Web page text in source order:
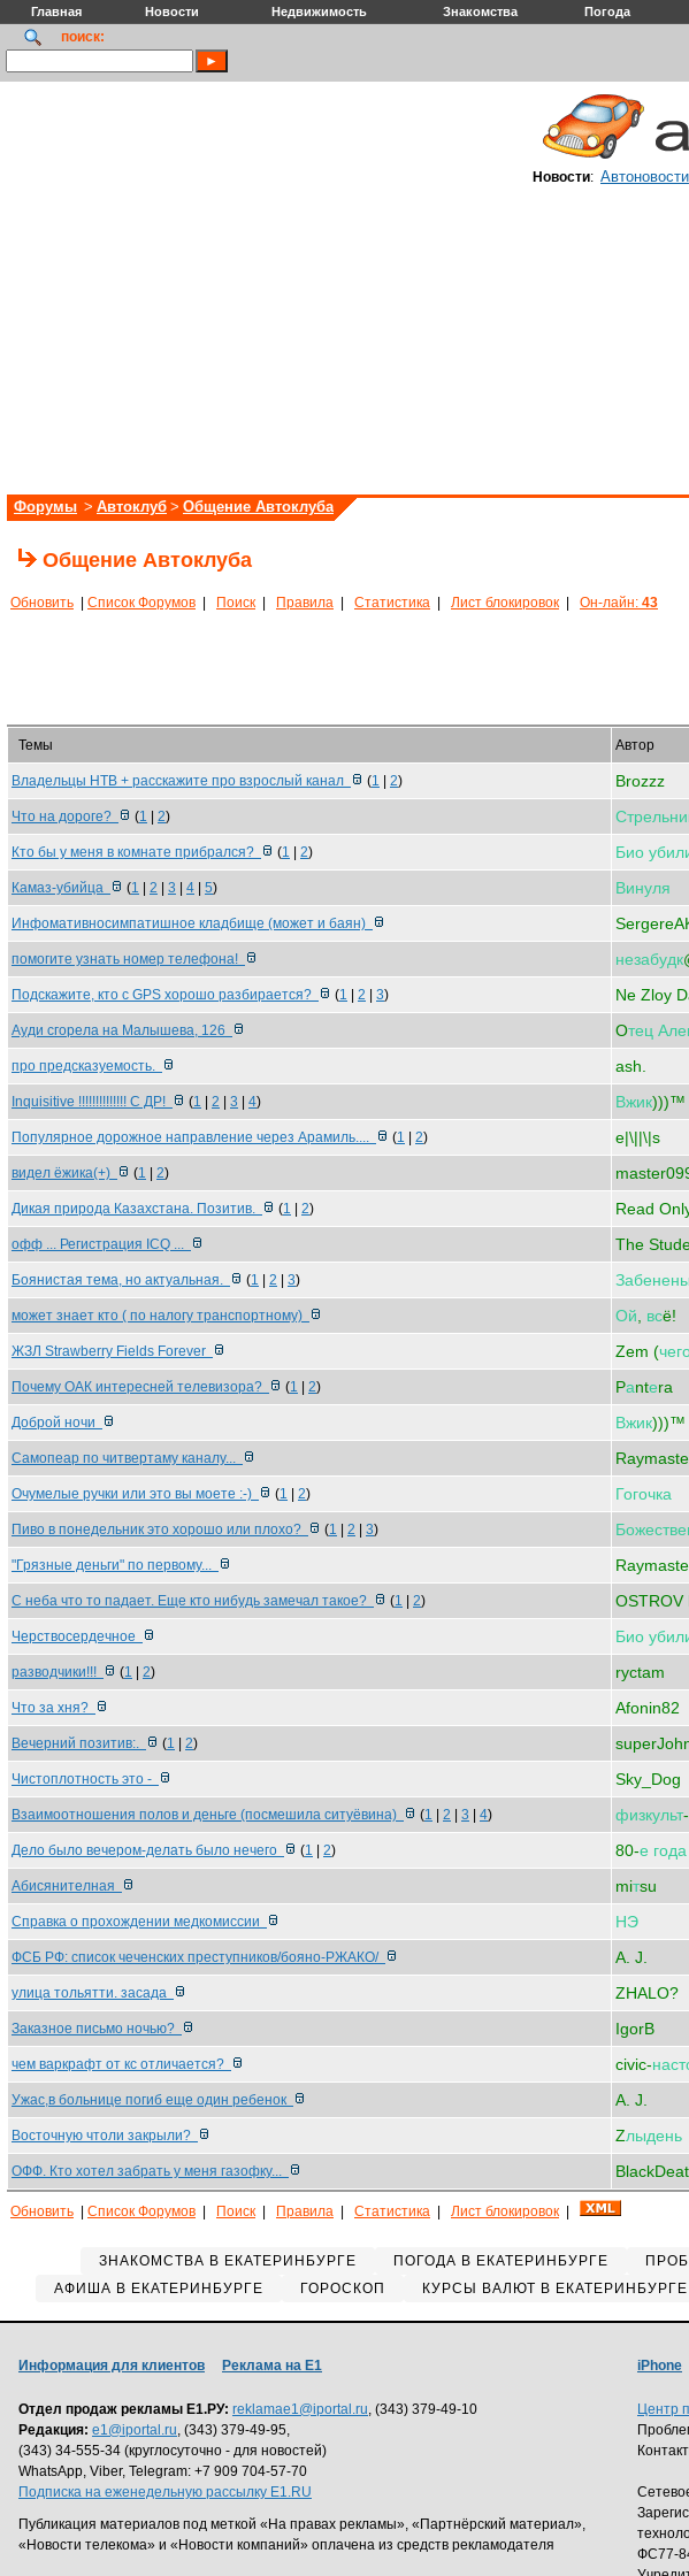
Главная Новости Недвижимость Знакомства Погода
поиск:
Новости: Автоновости
Форумы > Автоклуб > Общение Автоклуба
Общение Автоклуба
Обновить Список Форумов Поиск Правила Статистика Лист блокировок Он-лайн: 43
Темы Автор
Владельцы НТВ + расскажите про взрослый канал (1 2) Brozzz
Что на дороге? (1 2)
Кто бы у меня в комнате прибрался? (1 2) Био
Камаз-убийца (1 2 3 4 5) Винуля
Инфомативносимпатишное кладбище (может и баян)
помогите узнать номер телефона! незабудк
Подскажите, кто с GPS хорошо разбирается? (1 2 3) Ne Zloy
Ауди сгорела на Малышева, 126 Oтец
про предсказуемость. ash.
Inquisitive !!!!!!!!!!!!!! С ДР! (1 2 3 4) Вжик)))™
Популярное дорожное направление через Арамиль.... (1 2) e|\||\|s
видел ёжика(+) (1 2)
Дикая природа Казахстана. Позитив. (1 2) Read
офф ... Регистрация ICQ ... The
Боянистая тема, но актуальная. (1 2 3)
может знает кто ( по налогу транспортному) Ой всё!
ЖЗЛ Strawberry Fields Forever Zem (
Почему ОАК интересней телевизора? (1 2) Pаntеra
Доброй ночи Вжик)))™
Самопеар по читвертаму каналу...
Очумелые ручки или это вы моете :-) (1 2) Гогочка
Пиво в понедельник это хорошо или плохо? (1 2 3)
"Грязные деньги" по первому...
С неба что то падает. Еще кто нибудь замечал такое? (1 2) OSTROV
Черствосердечное Био
разводчики!!! (1 2) ryctam
Что за хня? Afonin82
Вечерний позитив:. (1 2)
Чистоплотность это - Sky_Dog
Взаимоотношения полов и деньге (посмешила ситуёвина) (1 2 3 4) физкульт-
Дело было вечером-делать было нечего (1 2) 80-е года
Абисянителная miтsu
Справка о прохождении медкомиссии НЭ
ФСБ РФ: список чеченских преступников/бояно-РЖАКО/ A. J.
улица тольятти. засада ZHALO?
Заказное письмо ночью? IgorB
чем варкрафт от кс отличается? civic-
Ужас,в больнице погиб еще один ребенок A. J.
Восточную чтоли закрыли? Zлыдень
ОФФ. Кто хотел забрать у меня газофку...
Обновить Список Форумов Поиск Правила Статистика Лист блокировок
ЗНАКОМСТВА В ЕКАТЕРИНБУРГЕ ПОГОДА В ЕКАТЕРИНБУРГЕ
АФИША В ЕКАТЕРИНБУРГЕ
ГОРОСКОП КУРСЫ ВАЛЮТ В ЕКАТЕРИНБУРГЕ
Информация для клиентов Реклама на Е1
Отдел продаж рекламы Е1.РУ: reklamae1@iportal.ru, (343) 379-49-10
Редакция: e1@iportal.ru, (343) 379-49-95,
(343) 34-555-34 (круглосуточно - для новостей)
WhatsApp, Viber, Telegram: +7 909 704-57-70
Подписка на еженедельную рассылку E1.RU
Публикация материалов под меткой «На правах рекламы», «Партнёрский материал»,
«Новости телекома» и «Новости компаний» оплачена из средств рекламодателя
iPhone
Центр
ФС77-